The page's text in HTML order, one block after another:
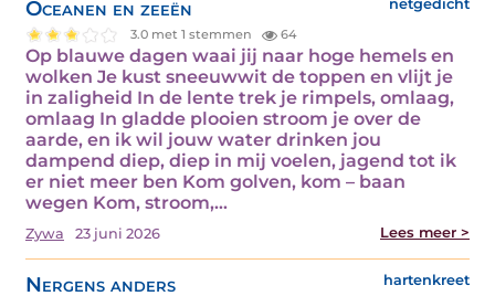
Oceanen en zeeën netgedicht
3.0 met 1 stemmen 64
Op blauwe dagen waai jij naar hoge hemels en
wolken Je kust sneeuwwit de toppen en vlijt je
in zaligheid In de lente trek je rimpels, omlaag,
omlaag In gladde plooien stroom je over de
aarde, en ik wil jouw water drinken jou
dampend diep, diep in mij voelen, jagend tot ik
er niet meer ben Kom golven, kom – baan
wegen Kom, stroom,…
Zywa 23 juni 2026 Lees meer >
Nergens anders hartenkreet